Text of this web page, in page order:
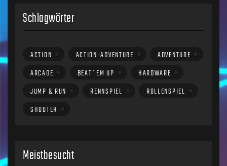
Schlagwörter
ACTION ACTION-ADVENTURE
ADVENTURE
ARCADE
BEAT´EM UP
HARDWARE
JUMP & RUN
RENNSPIEL
ROLLENSPIEL
SHOOTER
Meistbesucht